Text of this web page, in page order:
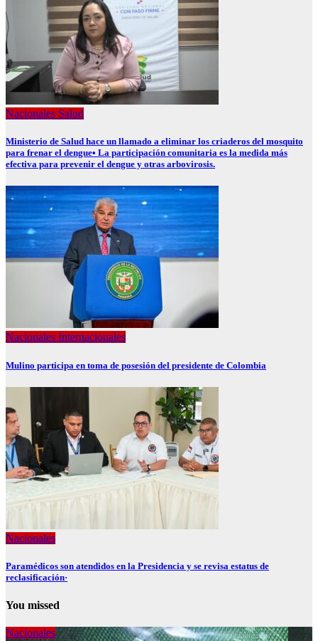
Nacionales Salud
Ministerio de Salud hace un llamado a eliminar los criaderos del mosquito
para frenar el dengue• La participación comunitaria es la medida más
efectiva para prevenir el dengue y otras arbovirosis.
Nacionales Internacionales
Mulino participa en toma de posesión del presidente de Colombia
Nacionales
Paramédicos son atendidos en la Presidencia y se revisa estatus de
reclasificación·
You missed
Nacionales